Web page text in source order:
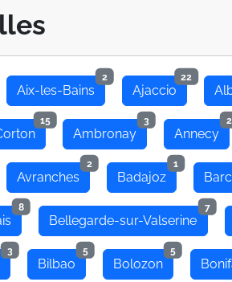
Aix-les-Bains
2
Ajaccio
22
15
Ambronay
3
Annecy
2
Avranches
2
Badajoz
1
8
Bellegarde-sur-Valserine
7
3
Bilbao
5
Bolozon
5